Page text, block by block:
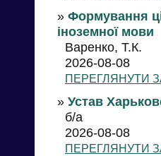
» Формування
іноземної мови
Варенко, Т.К.
2026-08-08
ПЕРЕГЛЯНУТИ
» Устав
б/а
2026-08-08
ПЕРЕГЛЯНУТИ